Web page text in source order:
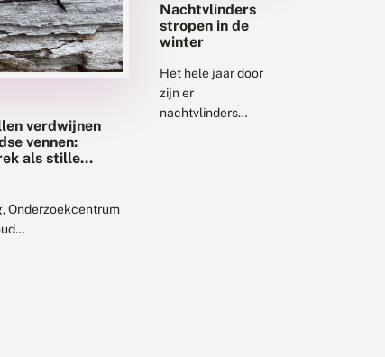
verdwijnen
vennen:
als stille
Onderzoekcentrum
Nachtvlinders
stropen in de
winter
Het hele jaar door
zijn er
nachtvlinders